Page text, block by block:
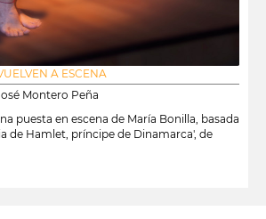
A ESCENA
Montero Peña
puesta en escena de María Bonilla, basada
de Hamlet, príncipe de Dinamarca', de